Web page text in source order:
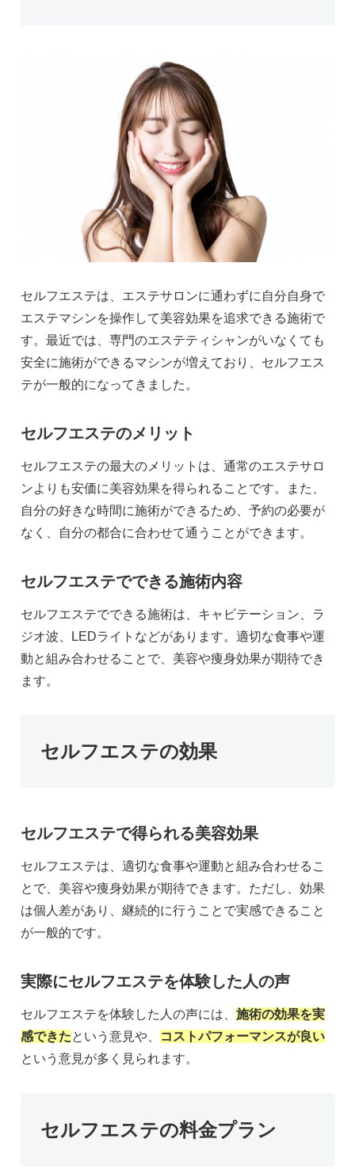
セルフエステは、エステサロンに通わずに自分自身で
エステマシンを操作して美容効果を追求できる施術で
す。最近では、専門のエステティシャンがいなくても
安全に施術ができるマシンが増えており、セルフエス
テが一般的になってきました。
セルフエステのメリット
セルフエステの最大のメリットは、通常のエステサロ
ンよりも安価に美容効果を得られることです。また、
自分の好きな時間に施術ができるため、予約の必要が
なく、自分の都合に合わせて通うことができます。
セルフエステでできる施術内容
セルフエステでできる施術は、キャビテーション、ラ
ジオ波、LEDライトなどがあります。適切な食事や運
動と組み合わせることで、美容や痩身効果が期待でき
ます。
セルフエステの効果
セルフエステで得られる美容効果
セルフエステは、適切な食事や運動と組み合わせるこ
とで、美容や痩身効果が期待できます。ただし、効果
は個人差があり、継続的に行うことで実感できること
が一般的です。
実際にセルフエステを体験した人の声
セルフエステを体験した人の声には、 施術の効果を実
感できたという意見や、
コストパフォーマンスが良い
という意見が多く見られます。
セルフエステの料金プラン